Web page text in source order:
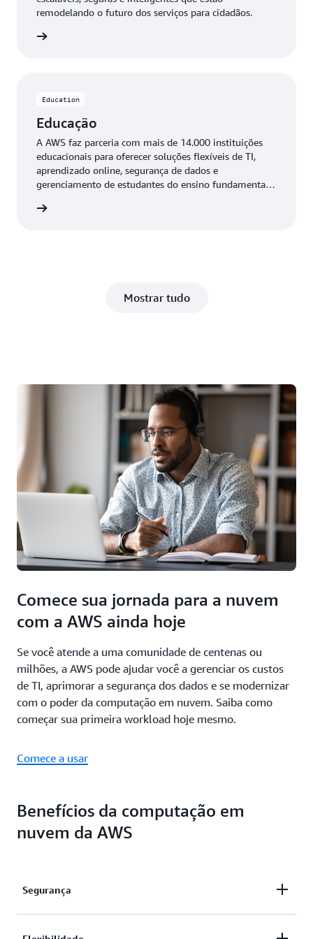
remodelando o futuro dos serviços para cidadãos.
Education
Educação
A AWS faz parceria com mais de 14.000 instituições
educacionais para oferecer soluções flexíveis de TI,
aprendizado online, segurança de dados e
gerenciamento de estudantes do ensino fundamental,
Mostrar tudo
Comece sua jornada para a nuvem
com a AWS ainda hoje
Se você atende a uma comunidade de centenas ou
milhões, a AWS pode ajudar você a gerenciar os custos
de TI, aprimorar a segurança dos dados e se modernizar
com o poder da computação em nuvem. Saiba como
começar sua primeira workload hoje mesmo.
Comece a usar
Benefícios da computação em
nuvem da AWS
Segurança